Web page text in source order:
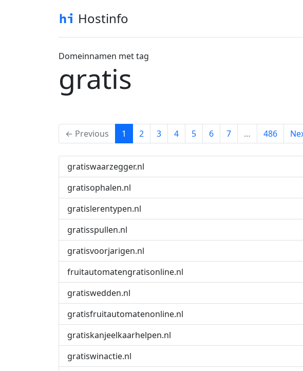
Hostinfo
Domeinnamen met tag
gratis
← Previous 1 (current)
2 3 4 5 6 7 … 486
gratiswaarzegger.nl
gratisophalen.nl
gratislerentypen.nl
gratisspullen.nl
gratisvoorjarigen.nl
fruitautomatengratisonline.nl
gratiswedden.nl
gratisfruitautomatenonline.nl
gratiskanjeelkaarhelpen.nl
gratiswinactie.nl